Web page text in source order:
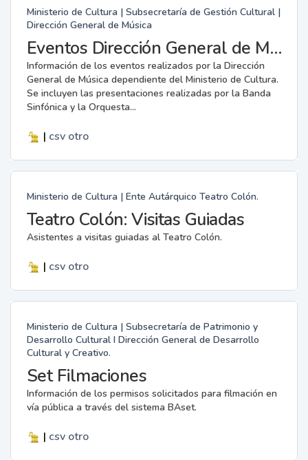
Ministerio de Cultura | Subsecretaría de Gestión Cultural |
Dirección General de Música
Eventos Dirección General de Música
Información de los eventos realizados por la Dirección
General de Música dependiente del Ministerio de Cultura.
Se incluyen las presentaciones realizadas por la Banda
Sinfónica y la Orquesta...
| csv otro
Ministerio de Cultura | Ente Autárquico Teatro Colón.
Teatro Colón: Visitas Guiadas
Asistentes a visitas guiadas al Teatro Colón.
| csv otro
Ministerio de Cultura | Subsecretaría de Patrimonio y
Desarrollo Cultural I Dirección General de Desarrollo
Cultural y Creativo.
Set Filmaciones
Información de los permisos solicitados para filmación en
vía pública a través del sistema BAset.
| csv otro